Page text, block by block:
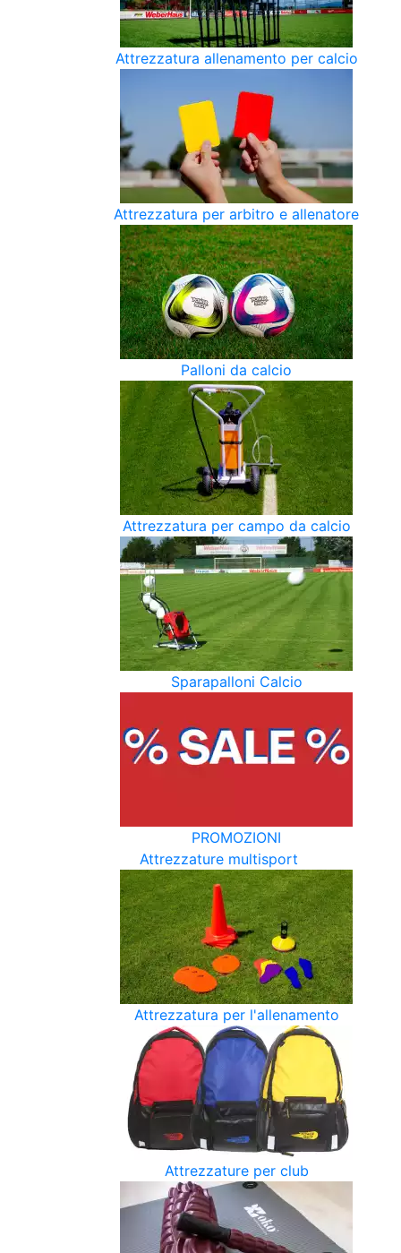
Attrezzatura allenamento per calcio
Attrezzatura per arbitro e allenatore
Palloni da calcio
Attrezzatura per campo da calcio
Sparapalloni Calcio
PROMOZIONI
Attrezzature multisport
Attrezzatura per l'allenamento
Attrezzature per club